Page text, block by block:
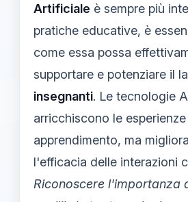
Artificiale è sempre più
pratiche educative, è
come essa possa
supportare e potenziare il
insegnanti. Le tecnologie
arricchiscono le
apprendimento, ma
l'efficacia delle interazioni
Riconoscere l'importanza